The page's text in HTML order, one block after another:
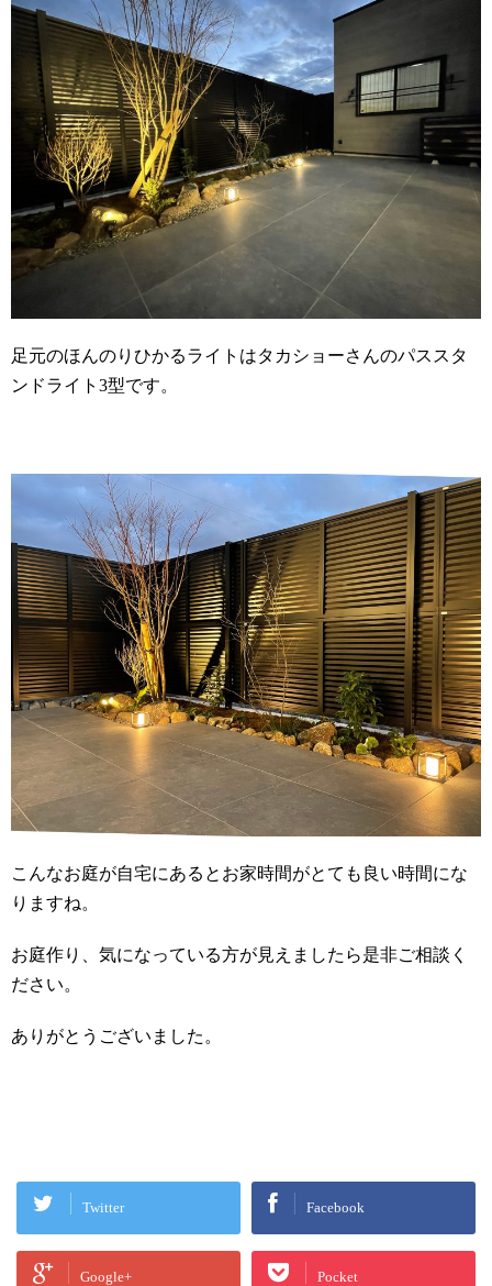
足元のほんのりひかるライトはタカショーさんのパススタ
ンドライト3型です。
こんなお庭が自宅にあるとお家時間がとても良い時間にな
りますね。
お庭作り、気になっている方が見えましたら是非ご相談く
ださい。
ありがとうございました。
Twitter Facebook
Google+ Pocket